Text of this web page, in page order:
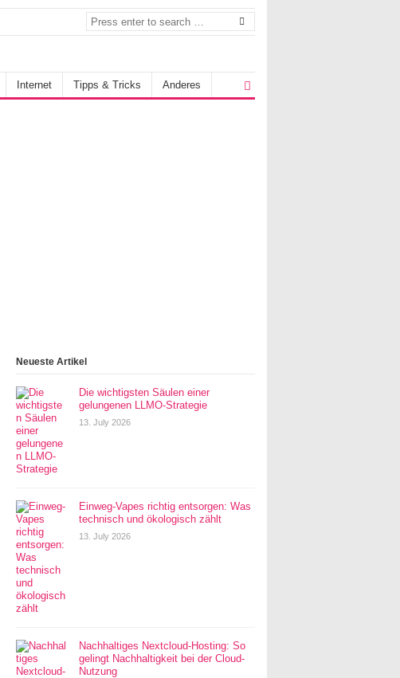
Internet Tipps & Tricks Anderes
Neueste Artikel
Die wichtigsten Säulen einer
gelungenen LLMO-Strategie
13. July 2026
Einweg-Vapes richtig entsorgen: Was
technisch und ökologisch zählt
13. July 2026
Nachhaltiges Nextcloud-Hosting: So
gelingt Nachhaltigkeit bei der Cloud-
Nutzung